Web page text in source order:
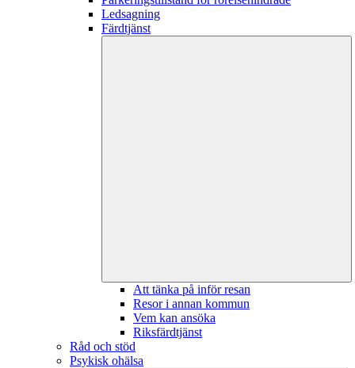
Ledsagning
Färdtjänst
Att tänka på inför resan
Resor i annan kommun
Vem kan ansöka
Riksfärdtjänst
Råd och stöd
Psykisk ohälsa